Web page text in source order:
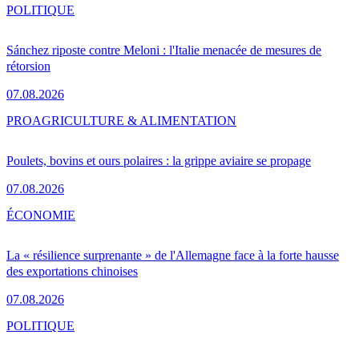
Sánchez riposte contre Meloni : l'Italie menacée de mesures de
rétorsion
07.08.2026
POLITIQUE
Poulets, bovins et ours polaires : la grippe aviaire se propage
07.08.2026
PROAGRICULTURE & ALIMENTATION
La « résilience surprenante » de l'Allemagne face à la forte hausse
des exportations chinoises
07.08.2026
ÉCONOMIE
POLITIQUE